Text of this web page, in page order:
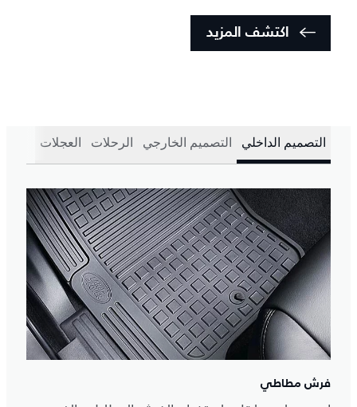
اكتشف المزيد
التصميم الداخلي التصميم الخارجي الرحلات العجلات
فرش مطاطي